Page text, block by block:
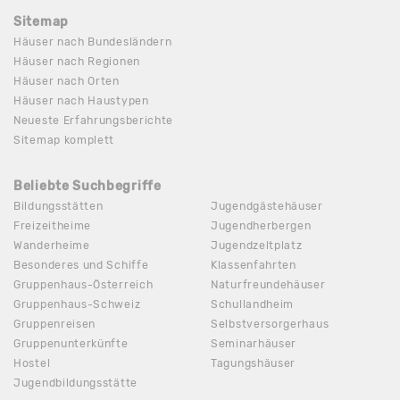
Sitemap
Häuser nach Bundesländern
Häuser nach Regionen
Häuser nach Orten
Häuser nach Haustypen
Neueste Erfahrungsberichte
Sitemap komplett
Beliebte Suchbegriffe
Bildungsstätten
Freizeitheime
Wanderheime
Besonderes und Schiffe
Gruppenhaus-Österreich
Gruppenhaus-Schweiz
Gruppenreisen
Gruppenunterkünfte
Hostel
Jugendbildungsstätte
Jugendgästehäuser
Jugendherbergen
Jugendzeltplatz
Klassenfahrten
Naturfreundehäuser
Schullandheim
Selbstversorgerhaus
Seminarhäuser
Tagungshäuser